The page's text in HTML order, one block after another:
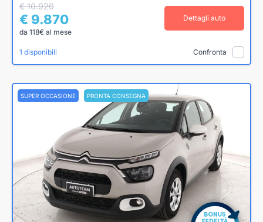
€ 10.920
€ 9.870
da 118€ al mese
Dettagli auto
1 disponibili Confronta
SUPER OCCASIONE PRONTA CONSEGNA